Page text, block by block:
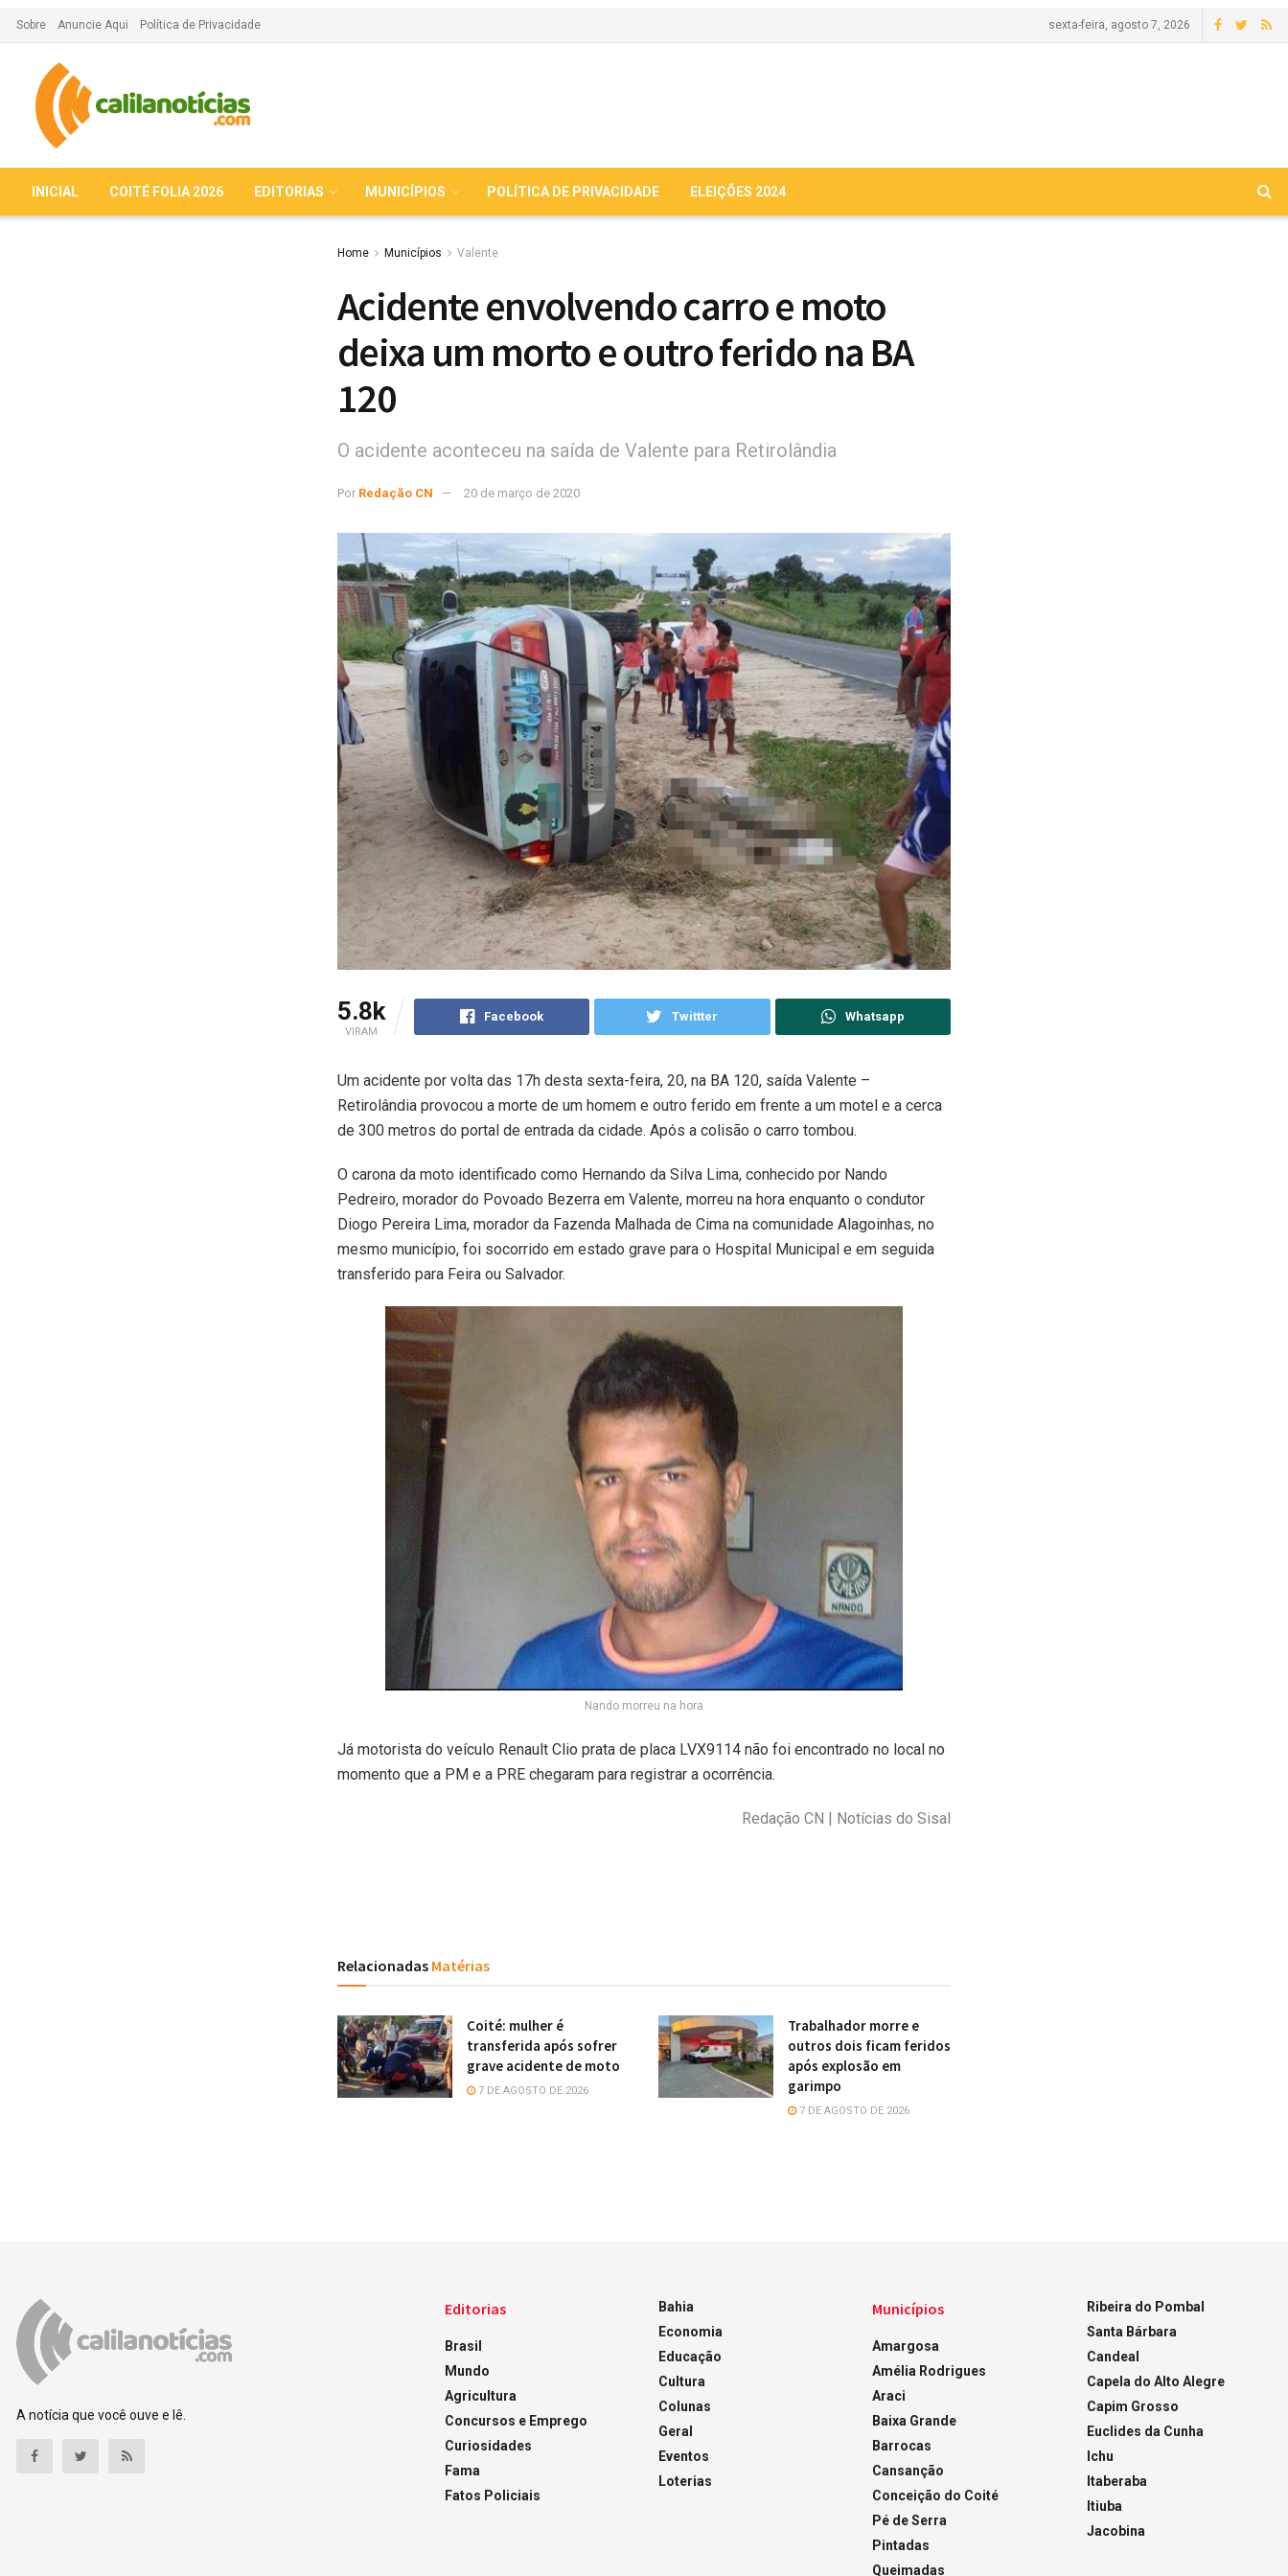
Sobre Anuncie Aqui Política de Privacidade sexta-feira, agosto 7, 2026
INICIAL COITÉ FOLIA 2026 EDITORIAS MUNICÍPIOS POLÍTICA DE PRIVACIDADE ELEIÇÕES 2024
Home Municípios Valente
Acidente envolvendo carro e moto
deixa um morto e outro ferido na BA
120
O acidente aconteceu na saída de Valente para Retirolândia
Por Redação CN 20 de março de 2020
5.8k
VIRAM
Facebook Twittter Whatsapp
Um acidente por volta das 17h desta sexta-feira, 20, na BA 120, saída Valente –
Retirolândia provocou a morte de um homem e outro ferido em frente a um motel e a cerca
de 300 metros do portal de entrada da cidade. Após a colisão o carro tombou.
O carona da moto identificado como Hernando da Silva Lima, conhecido por Nando
Pedreiro, morador do Povoado Bezerra em Valente, morreu na hora enquanto o condutor
Diogo Pereira Lima, morador da Fazenda Malhada de Cima na comunidade Alagoinhas, no
mesmo município, foi socorrido em estado grave para o Hospital Municipal e em seguida
transferido para Feira ou Salvador.
Nando morreu na hora
Já motorista do veículo Renault Clio prata de placa LVX9114 não foi encontrado no local no
momento que a PM e a PRE chegaram para registrar a ocorrência.
Redação CN | Notícias do Sisal
Relacionadas Matérias
Coité: mulher é
transferida após sofrer
grave acidente de moto
7 DE AGOSTO DE 2026
Trabalhador morre e
outros dois ficam feridos
após explosão em
garimpo
7 DE AGOSTO DE 2026
A notícia que você ouve e lê.
Editorias
Brasil
Mundo
Agricultura
Concursos e Emprego
Curiosidades
Fama
Fatos Policiais
Bahia
Economia
Educação
Cultura
Colunas
Geral
Eventos
Loterias
Municípios
Amargosa
Amélia Rodrigues
Araci
Baixa Grande
Barrocas
Cansanção
Conceição do Coité
Pé de Serra
Pintadas
Queimadas
Ribeira do Pombal
Santa Bárbara
Candeal
Capela do Alto Alegre
Capim Grosso
Euclides da Cunha
Ichu
Itaberaba
Itiuba
Jacobina